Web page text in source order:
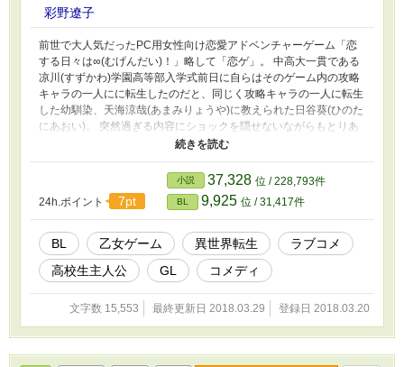
彩野遼子
前世で大人気だったPC用女性向け恋愛アドベンチャーゲーム「恋
する日々は∞(むげんだい)！」略して「恋ゲ」。 中高大一貫である
凉川(すずかわ)学園高等部入学式前日に自らはそのゲーム内の攻略
キャラの一人にに転生したのだと、同じく攻略キャラの一人に転生
した幼馴染、天海涼哉(あまみりょうや)に教えられた日谷葵(ひのた
にあおい)。 突然過ぎる内容にショックを隠せないながらもとりあ
えずは「恋ゲ」の主人公である外部からの新入生――月岡悠美(つ
きおかはるみ)には近付ないでおこうと決心する葵だったが、翌日
彼らの前に現れた主人公は月岡玄海(つきおかはるみ)という百九十
センチに近い身長のとんでもない男前の男子生徒だった。 意味は
分からないが同性ならフラグは立たないだろうと二人が安堵したの
もつかの間。何故か玄海と攻略キャラ達の間には恋愛要素の有無を
問わず様々なフラグが次から次へと立っていく。 さらに葵と玄海
の間に立つのは恋愛フラグばかりなのだった。 これはそんな、ど
こまでが「予定調和」でどこからが「バグ」なのかさえ分からない
トーリーである。 ※ＢＬ中心でＧＬＮＬも入り混じる予定なので
24h.ポイント 7pt
小説 37,328 位 / 228,793件
BL 9,925 位 / 31,417件
BL 乙女ゲーム 異世界転生
ラブコメ
高校生主人公
GL コメディ
文字数 15,553 最終更新日 2018.03.29 登録日 2018.03.20